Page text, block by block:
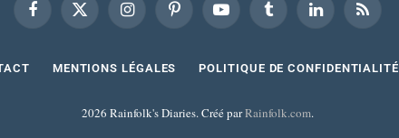
FacebookX
InstagramPinterest YouTube Tumblr LinkedInRSS
MENTIONS LÉGALES POLITIQUE DE CONFIDENTIALITÉ
2026 Rainfolk's Diaries. Créé parRainfolk.com.